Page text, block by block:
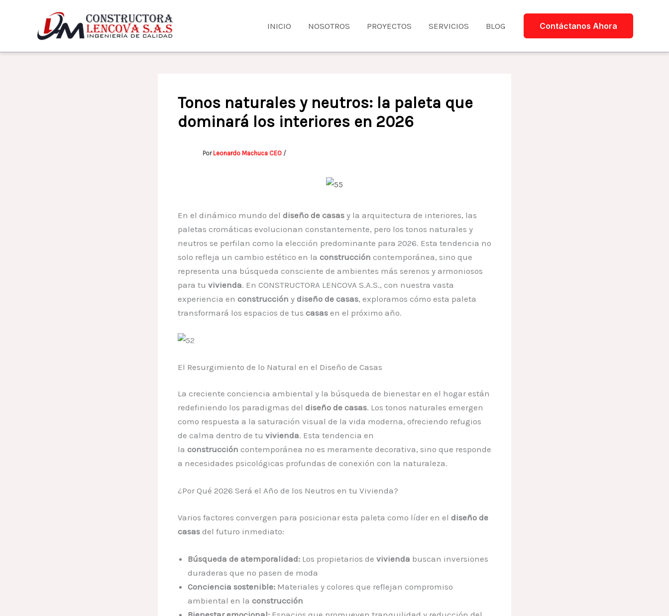
INICIO NOSOTROS PROYECTOS SERVICIOS BLOG Contáctanos Ahora
Tonos naturales y neutros: la paleta que
dominará los interiores en 2026
Por Leonardo Machuca CEO /
En el dinámico mundo del diseño de casas y la arquitectura de interiores, las
paletas cromáticas evolucionan constantemente, pero los tonos naturales y
neutros se perfilan como la elección predominante para 2026. Esta tendencia no
solo refleja un cambio estético en la construcción contemporánea, sino que
representa una búsqueda consciente de ambientes más serenos y armoniosos
para tu vivienda. En CONSTRUCTORA LENCOVA S.A.S., con nuestra vasta
experiencia en construcción y diseño de casas, exploramos cómo esta paleta
transformará los espacios de tus casas en el próximo año.
El Resurgimiento de lo Natural en el Diseño de Casas
La creciente conciencia ambiental y la búsqueda de bienestar en el hogar están
redefiniendo los paradigmas del diseño de casas. Los tonos naturales emergen
como respuesta a la saturación visual de la vida moderna, ofreciendo refugios
de calma dentro de tu vivienda. Esta tendencia en
la construcción contemporánea no es meramente decorativa, sino que responde
a necesidades psicológicas profundas de conexión con la naturaleza.
¿Por Qué 2026 Será el Año de los Neutros en tu Vivienda?
Varios factores convergen para posicionar esta paleta como líder en el diseño de
casas del futuro inmediato:
Búsqueda de atemporalidad: Los propietarios de vivienda buscan inversiones
duraderas que no pasen de moda
Conciencia sostenible: Materiales y colores que reflejan compromiso
ambiental en la construcción